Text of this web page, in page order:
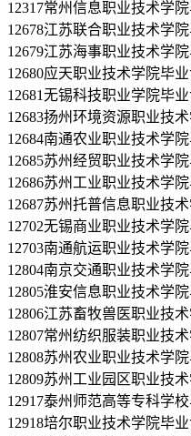
12317常州信息职业技术学
12678江苏联合职业技术学
12679江苏海事职业技术学
12680应天职业技术学院毕
12681无锡科技职业学院毕
12683扬州环境资源职业技
12684南通农业职业技术学
12685苏州经贸职业技术学
12686苏州工业职业技术学
12687苏州托普信息职业技
12702无锡商业职业技术学
12703南通航运职业技术学
12804南京交通职业技术学
12805淮安信息职业技术学
12806江苏畜牧兽医职业技
12807常州纺织服装职业技
12808苏州农业职业技术学
12809苏州工业园区职业技
12917泰州师范高等专科学
12918培尔职业技术学院毕